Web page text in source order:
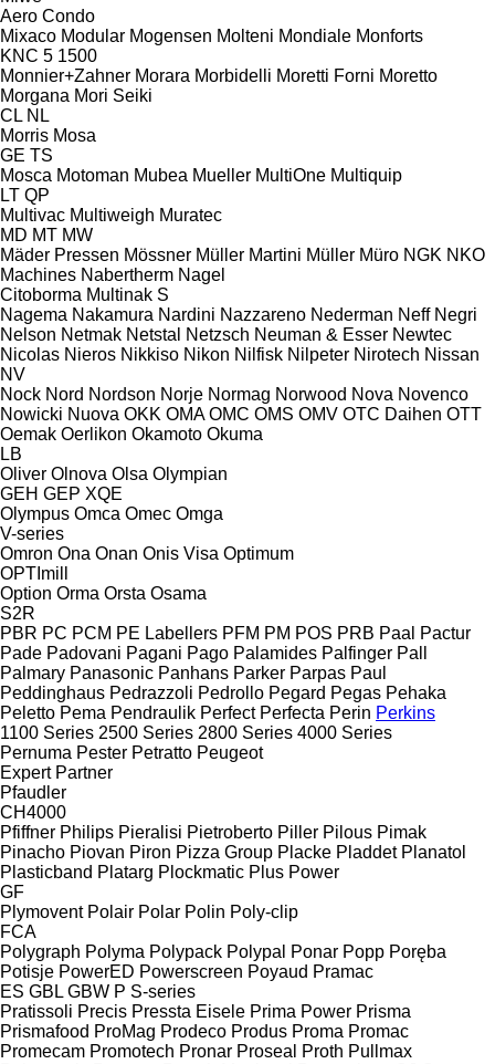
Aero Condo
Mixaco Modular Mogensen Molteni Mondiale Monforts
KNC 5 1500
Monnier+Zahner Morara Morbidelli Moretti Forni Moretto
Morgana Mori Seiki
CL NL
Morris Mosa
GE TS
Mosca Motoman Mubea Mueller MultiOne Multiquip
LT QP
Multivac Multiweigh Muratec
MD MT MW
Mäder Pressen Mössner Müller Martini Müller Müro NGK NKO
Machines Nabertherm Nagel
Citoborma Multinak S
Nagema Nakamura Nardini Nazzareno Nederman Neff Negri
Nelson Netmak Netstal Netzsch Neuman & Esser Newtec
Nicolas Nieros Nikkiso Nikon Nilfisk Nilpeter Nirotech Nissan
NV
Nock Nord Nordson Norje Normag Norwood Nova Novenco
Nowicki Nuova OKK OMA OMC OMS OMV OTC Daihen OTT
Oemak Oerlikon Okamoto Okuma
LB
Oliver Olnova Olsa Olympian
GEH GEP XQE
Olympus Omca Omec Omga
V-series
Omron Ona Onan Onis Visa Optimum
OPTImill
Option Orma Orsta Osama
S2R
PBR PC PCM PE Labellers PFM PM POS PRB Paal
Pactur
Pade Padovani Pagani Pago Palamides Palfinger Pall
Palmary Panasonic Panhans Parker Parpas Paul
Peddinghaus Pedrazzoli Pedrollo Pegard Pegas Pehaka
Peletto Pema Pendraulik Perfect Perfecta Perin Perkins
1100 Series 2500 Series 2800 Series 4000 Series
Pernuma Pester Petratto Peugeot
Expert Partner
Pfaudler
CH4000
Pfiffner Philips Pieralisi Pietroberto Piller Pilous Pimak
Pinacho Piovan Piron Pizza Group Placke Pladdet Planatol
Plasticband Platarg Plockmatic Plus Power
GF
Plymovent Polair Polar Polin Poly-clip
FCA
Polygraph Polyma Polypack Polypal Ponar Popp Poręba
Potisje PowerED Powerscreen Poyaud Pramac
ES GBL GBW P S-series
Pratissoli Precis Pressta Eisele Prima Power Prisma
Prismafood ProMag Prodeco Produs Proma Promac
Promecam Promotech Pronar Proseal Proth Pullmax